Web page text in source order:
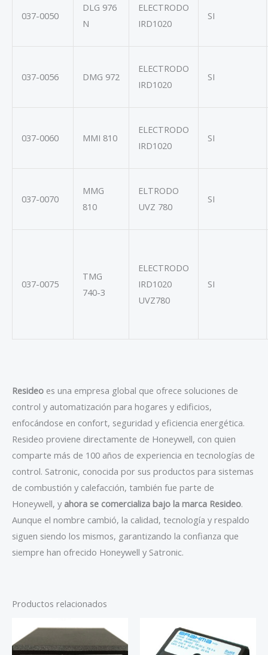
037-0050
DLG 976
N
ELECTRODO
IRD1020
SI
037-0056 DMG 972
ELECTRODO
IRD1020
SI
037-0060 MMI 810
ELECTRODO
IRD1020
SI
037-0070
MMG
810
ELTRODO
UVZ 780
SI
037-0075
TMG
740-3
ELECTRODO
IRD1020
UVZ780
SI
Resideo es una empresa global que ofrece soluciones de
control y automatización para hogares y edificios,
enfocándose en confort, seguridad y eficiencia energética.
Resideo proviene directamente de Honeywell, con quien
comparte más de 100 años de experiencia en tecnologías de
control. Satronic, conocida por sus productos para sistemas
de combustión y calefacción, también fue parte de
Honeywell, y ahora se comercializa bajo la marca Resideo.
Aunque el nombre cambió, la calidad, tecnología y respaldo
siguen siendo los mismos, garantizando la confianza que
siempre han ofrecido Honeywell y Satronic.
Productos relacionados